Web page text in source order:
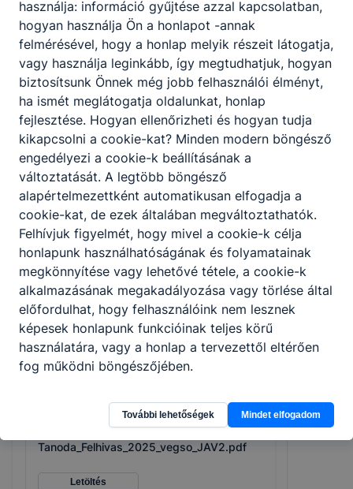
Mert állatian jók vagyunk ;)
Bővebben a projektről
Aktív iskola
Fitten egészségesen !
Bővebben a projektről
Zöld Európa tanoda
ZÖLD EURÓPA TANODA 2026
Bővebben a projektről
Tanoda_Felhivas_2025_vegso_JAV2.pdf
Letöltés
használja: információ gyűjtése azzal kapcsolatban,
hogyan használja Ön a honlapot -annak
felmérésével, hogy a honlap melyik részeit látogatja,
vagy használja leginkább, így megtudhatjuk, hogyan
biztosítsunk Önnek még jobb felhasználói élményt,
ha ismét meglátogatja oldalunkat, honlap
fejlesztése. Hogyan ellenőrizheti és hogyan tudja
kikapcsolni a cookie-kat? Minden modern böngésző
engedélyezi a cookie-k beállításának a
változtatását. A legtöbb böngésző
alapértelmezettként automatikusan elfogadja a
cookie-kat, de ezek általában megváltoztathatók.
Felhívjuk figyelmét, hogy mivel a cookie-k célja
honlapunk használhatóságának és folyamatainak
megkönnyítése vagy lehetővé tétele, a cookie-k
alkalmazásának megakadályozása vagy törlése által
előfordulhat, hogy felhasználóink nem lesznek
képesek honlapunk funkcióinak teljes körű
használatára, vagy a honlap a tervezettől eltérően
fog működni böngészőjében.
További lehetőségek Mindet elfogadom